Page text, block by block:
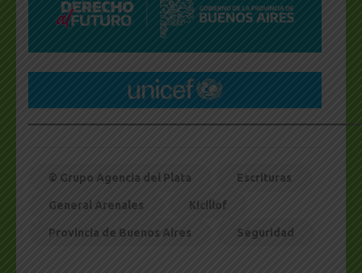
© Grupo Agencia del Plata Escrituras
General Arenales Kicillof
Provincia de Buenos Aires Seguridad